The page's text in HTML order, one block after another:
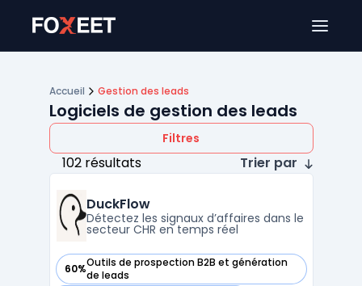
Accueil Gestion des leads
Logiciels de gestion des leads
Filtres
102 résultats Trier par
DuckFlow
Détectez les signaux d’affaires dans le
secteur CHR en temps réel
60%Outils de prospection B2B et génération
de leads
— voir DuckFlow dans cette catégorie